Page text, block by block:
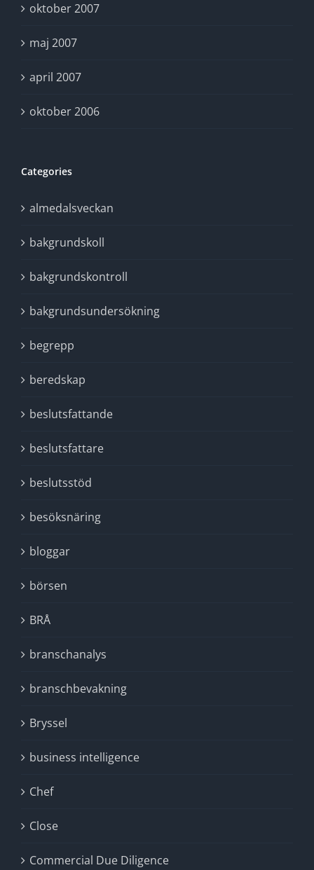
oktober 2007
maj 2007
april 2007
oktober 2006
Categories
almedalsveckan
bakgrundskoll
bakgrundskontroll
bakgrundsundersökning
begrepp
beredskap
beslutsfattande
beslutsfattare
beslutsstöd
besöksnäring
bloggar
börsen
BRÅ
branschanalys
branschbevakning
Bryssel
business intelligence
Chef
Close
Commercial Due Diligence